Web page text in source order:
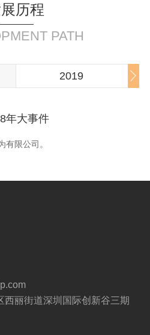
历程
PATH
2019
年大事件
有限公司。
西丽街道深圳国际创新谷三期